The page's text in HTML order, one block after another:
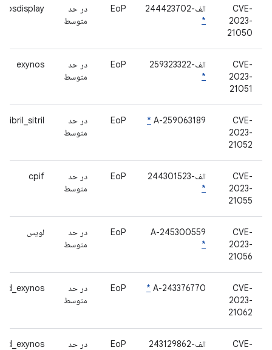
CVE-
2023-
21050
الف-244423702
*
EoP
در حد
متوسط
CVE-
2023-
21051
الف-259323322
*
EoP
در حد
متوسط
exynos
CVE-
2023-
21052
A-259063189
*
EoP
در حد
متوسط
libril_sitril
CVE-
2023-
21055
الف-244301523
*
EoP
در حد
متوسط
cpif
CVE-
2023-
21056
A-245300559
*
EoP
در حد
متوسط
لویس
CVE-
2023-
21062
A-243376770
*
EoP
در حد
متوسط
rild_exynos
CVE-
الف-243129862
EoP
در حد
rild_exynos